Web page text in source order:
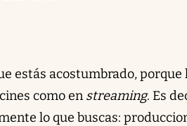
estás acostumbrado,
como en streaming. Es
lo que buscas: